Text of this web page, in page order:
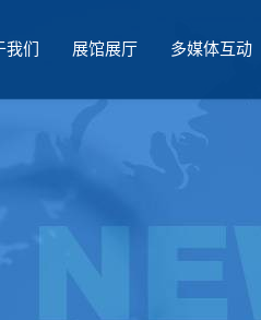
们 展馆展厅 多媒体互动